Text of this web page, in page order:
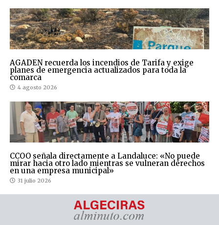
AGADEN recuerda los incendios de Tarifa y exige
planes de emergencia actualizados para toda la
comarca
4 agosto 2026
CCOO señala directamente a Landaluce: «No puede
mirar hacia otro lado mientras se vulneran derechos
en una empresa municipal»
31 julio 2026